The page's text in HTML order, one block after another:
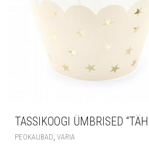
TASSIKOOGI ÜMBRISED
PEOKAUBAD VARIA